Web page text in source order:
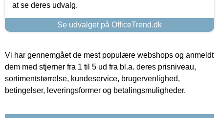
at se deres udvalg.
Se udvalget på OfficeTrend.dk
Vi har gennemgået de mest populære webshops og anmeldt
dem med stjerner fra 1 til 5 ud fra bl.a. deres prisniveau,
sortimentstørrelse, kundeservice, brugervenlighed,
betingelser, leveringsformer og betalingsmuligheder.